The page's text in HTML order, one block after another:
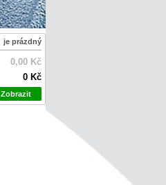
je prázdný
0,00 Kč
0 Kč
Zobrazit